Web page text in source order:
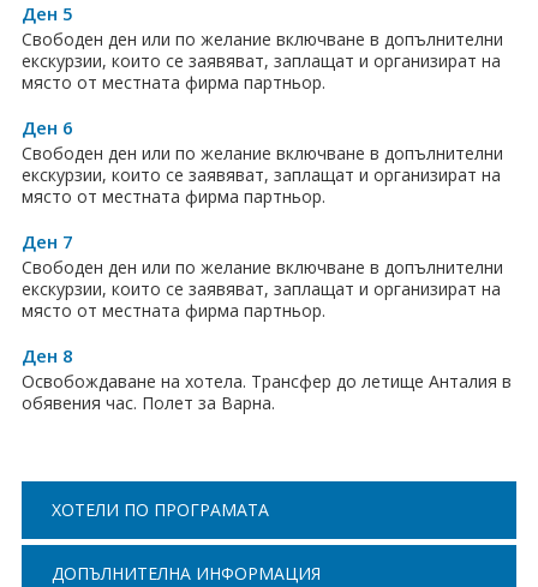
Ден 5
Свободен ден или по желание включване в допълнителни
екскурзии, които се заявяват, заплащат и организират на
място от местната фирма партньор.
Ден 6
Свободен ден или по желание включване в допълнителни
екскурзии, които се заявяват, заплащат и организират на
място от местната фирма партньор.
Ден 7
Свободен ден или по желание включване в допълнителни
екскурзии, които се заявяват, заплащат и организират на
място от местната фирма партньор.
Ден 8
Освобождаване на хотела. Трансфер до летище Анталия в
обявения час. Полет за Варна.
ХОТЕЛИ ПО ПРОГРАМАТА
ДОПЪЛНИТЕЛНА ИНФОРМАЦИЯ